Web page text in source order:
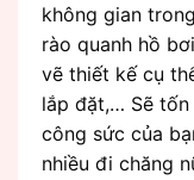
không gian
rào quanh hồ
vẽ thiết kế cụ
lắp đặt,… Sẽ
công sức của
nhiều đi chăng